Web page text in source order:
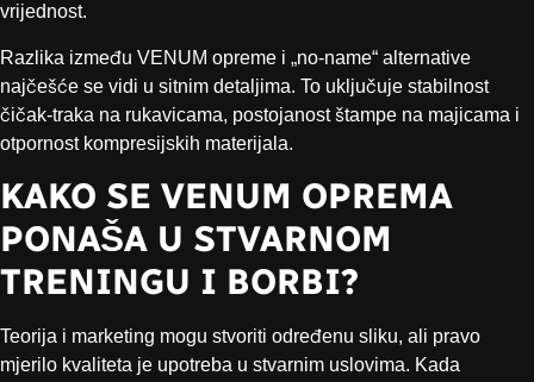
vrijednost.
Razlika između VENUM opreme i „no-name“ alternative
najčešće se vidi u sitnim detaljima. To uključuje stabilnost
čičak-traka na rukavicama, postojanost štampe na majicama i
otpornost kompresijskih materijala.
KAKO SE VENUM OPREMA
PONAŠA U STVARNOM
TRENINGU I BORBI?
Teorija i marketing mogu stvoriti određenu sliku, ali pravo
mjerilo kvaliteta je upotreba u stvarnim uslovima. Kada